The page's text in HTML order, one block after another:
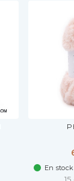
En stock